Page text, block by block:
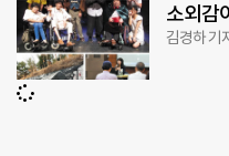
소외감
김경하 기